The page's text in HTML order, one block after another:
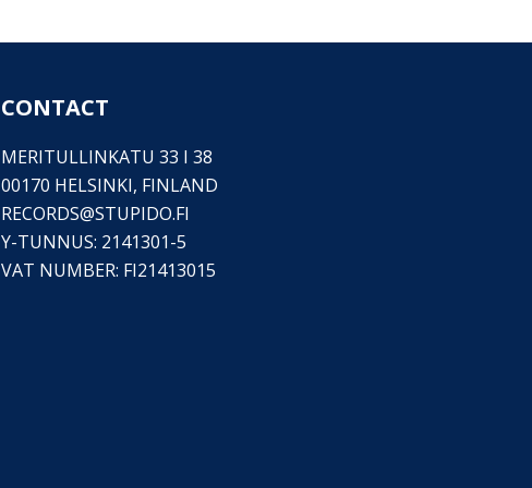
CONTACT
MERITULLINKATU 33 I 38
00170 HELSINKI, FINLAND
RECORDS@STUPIDO.FI
Y-TUNNUS: 2141301-5
VAT NUMBER: FI21413015